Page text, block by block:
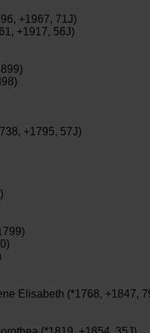
+1967, 71J)
+1917, 56J)
+1795, 57J)
Elisabeth (*1768, +1847,